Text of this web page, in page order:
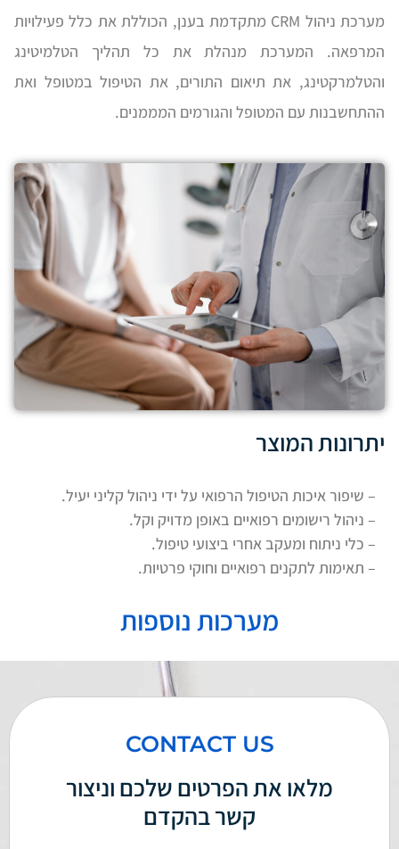
סמן קישורים
לאפס
כל
האפשרויות
cached
מערכת ניהול CRM מתקדמת בענן, הכוללת את כלל פעילויות
המרפאה. המערכת מנהלת את כל תהליך הטלמיטינג
והטלמרקטינג, את תיאום התורים, את הטיפול במטופל ואת
ההתחשבנות עם המטופל והגורמים המממנים.
יתרונות המוצר
– שיפור איכות הטיפול הרפואי על ידי ניהול קליני יעיל.
– ניהול רישומים רפואיים באופן מדויק וקל.
– כלי ניתוח ומעקב אחרי ביצועי טיפול.
– תאימות לתקנים רפואיים וחוקי פרטיות.
מערכות נוספות
CONTACT US
מלאו את הפרטים שלכם וניצור
קשר בהקדם